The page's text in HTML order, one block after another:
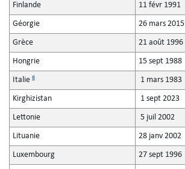
Finlande 11 févr 1991
Géorgie 26 mars 2015
Grèce 21 août 1996
Hongrie 15 sept 1988
Italie 6 1 mars 1983
Kirghizistan 1 sept 2023
Lettonie 5 juil 2002
Lituanie 28 janv 2002
Luxembourg 27 sept 1996